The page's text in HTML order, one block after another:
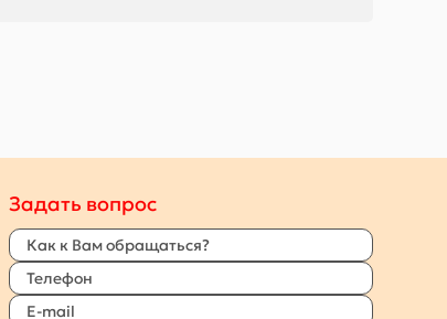
Задать вопрос